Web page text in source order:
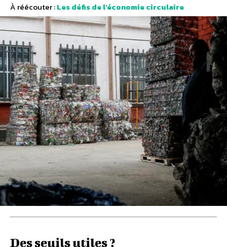
À réécouter :Les défis de l’économie circulaire
Des seuils utiles ?